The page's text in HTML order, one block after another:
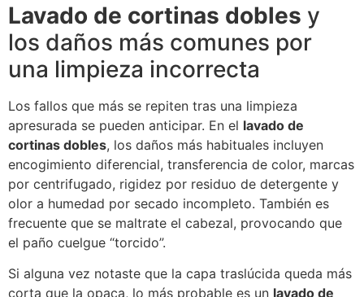
Lavado de cortinas dobles y
los daños más comunes por
una limpieza incorrecta
Los fallos que más se repiten tras una limpieza
apresurada se pueden anticipar. En el lavado de
cortinas dobles, los daños más habituales incluyen
encogimiento diferencial, transferencia de color, marcas
por centrifugado, rigidez por residuo de detergente y
olor a humedad por secado incompleto. También es
frecuente que se maltrate el cabezal, provocando que
el paño cuelgue “torcido”.
Si alguna vez notaste que la capa traslúcida queda más
corta que la opaca, lo más probable es un lavado de